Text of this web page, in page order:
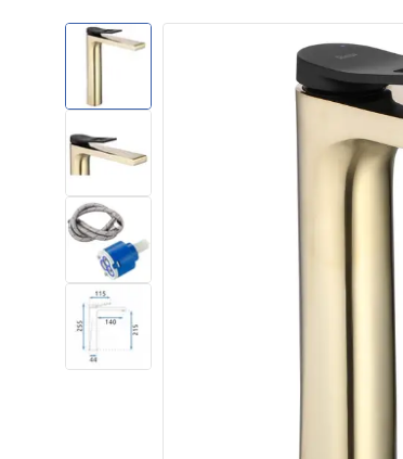
Canaline di scarico
Set di vaso WC e bidet
Lavabi
Vasche da bagno e schermi vasca